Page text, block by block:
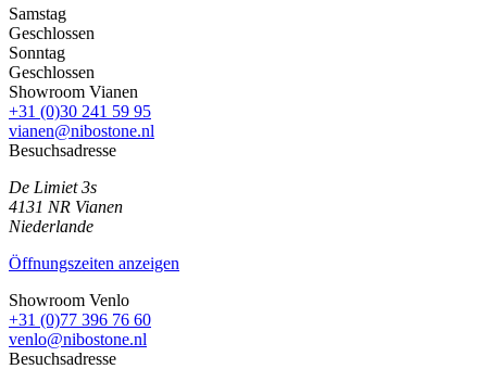
Samstag
Geschlossen
Sonntag
Geschlossen
Showroom Vianen
+31 (0)30 241 59 95
vianen@nibostone.nl
Besuchsadresse
De Limiet 3s
4131 NR Vianen
Niederlande
Öffnungszeiten anzeigen
Showroom Venlo
+31 (0)77 396 76 60
venlo@nibostone.nl
Besuchsadresse